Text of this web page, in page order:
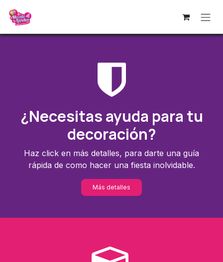
¿Necesitas ayuda para tu
decoración?
Haz click en más detalles, para darte una guía
rápida de como hacer una fiesta inolvidable.
Más detalles